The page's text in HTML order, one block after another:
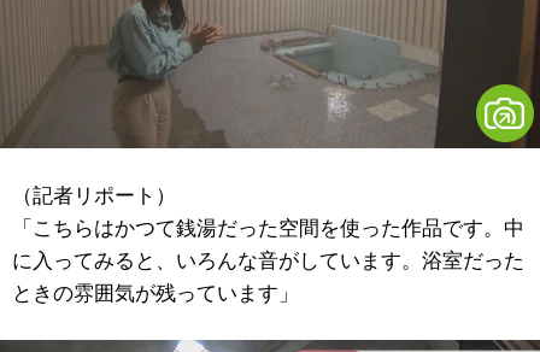
（記者リポート）
「こちらはかつて銭湯だった空間を使った作品です。中
に入ってみると、いろんな音がしています。浴室だった
ときの雰囲気が残っています」